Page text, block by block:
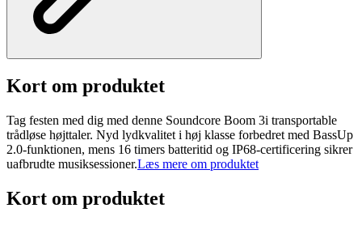
Kort om produktet
Tag festen med dig med denne Soundcore Boom 3i transportable
trådløse højttaler. Nyd lydkvalitet i høj klasse forbedret med BassUp
2.0-funktionen, mens 16 timers batteritid og IP68-certificering sikrer
uafbrudte musiksessioner.Læs mere om produktet
Kort om produktet